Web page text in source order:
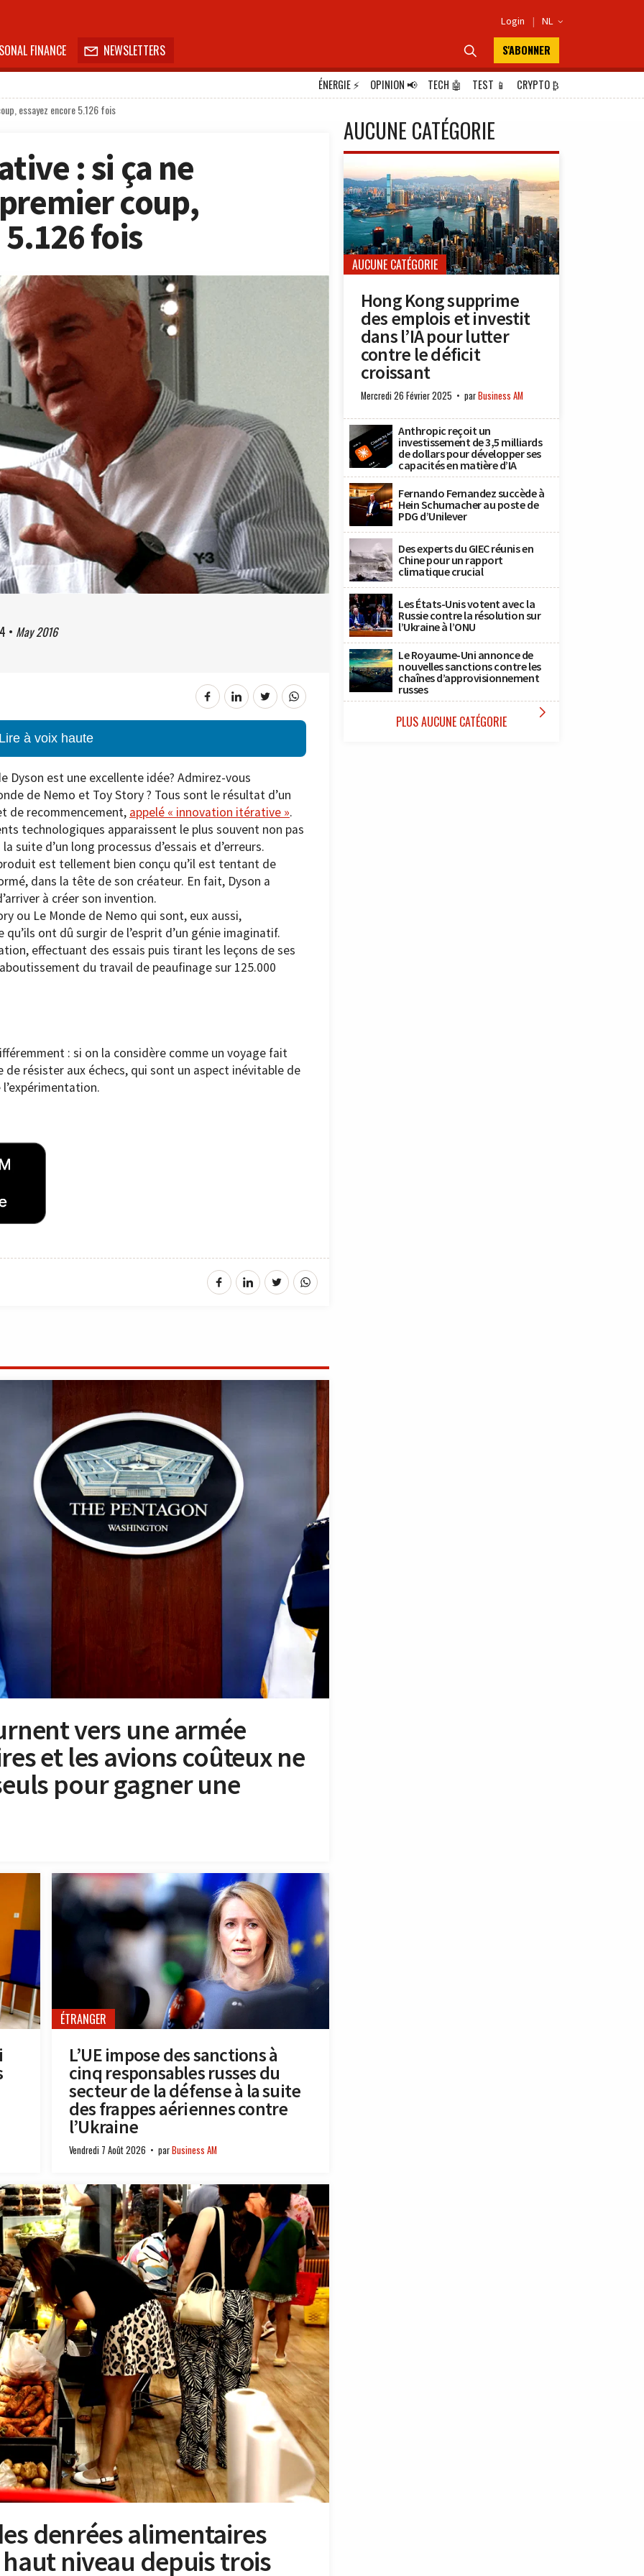
Login | NL 
FINANCE  NEWSLETTERS  S'ABONNER
ÉNERGIE⚡ OPINION📢 TECH 🤖 TEST 📱 CRYPTO₿
essayez encore 5.126 fois
: si ça ne
coup,
fois
• May 2016
à voix haute
Dyson est une excellente idée? Admirez-vous
de Nemo et Toy Story ? Tous sont le résultat d’un
de recommencement, appelé « innovation itérative ».
technologiques apparaissent le plus souvent non pas
suite d’un long processus d’essais et d’erreurs.
est tellement bien conçu qu’il est tentant de
dans la tête de son créateur. En fait, Dyson a
à créer son invention.
ou Le Monde de Nemo qui sont, eux aussi,
ont dû surgir de l’esprit d’un génie imaginatif.
effectuant des essais puis tirant les leçons de ses
du travail de peaufinage sur 125.000
: si on la considère comme un voyage fait
de résister aux échecs, qui sont un aspect inévitable de
vers une armée
et les avions coûteux ne
pour gagner une
ÉTRANGER
L’UE impose des sanctions à
cinq responsables russes du
secteur de la défense à la suite
des frappes aériennes contre
l’Ukraine
Vendredi 7 Août 2026 parBusiness AM
denrées alimentaires
niveau depuis trois
AUCUNE CATÉGORIE
AUCUNE CATÉGORIE
Hong Kong supprime
des emplois et investit
dans l’IA pour lutter
contre le déficit
croissant
Mercredi 26 Février 2025 parBusiness AM
Anthropic reçoit un
investissement de 3,5 milliards
de dollars pour développer ses
capacités en matière d’IA
Fernando Fernandez succède à
Hein Schumacher au poste de
PDG d’Unilever
Des experts du GIEC réunis en
Chine pour un rapport
climatique crucial
Les États-Unis votent avec la
Russie contre la résolution sur
l’Ukraine à l’ONU
Le Royaume-Uni annonce de
nouvelles sanctions contre les
chaînes d’approvisionnement
russes
PLUS AUCUNE CATÉGORIE 